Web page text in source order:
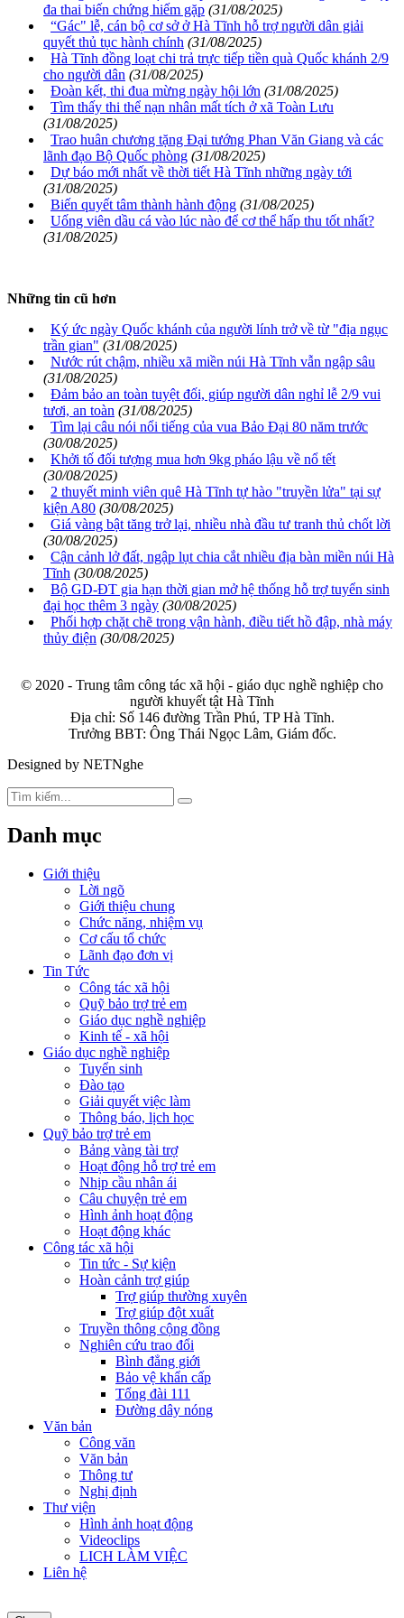
đa thai biến chứng hiếm gặp (31/08/2025)
“Gác" lễ, cán bộ cơ sở ở Hà Tĩnh hỗ trợ người dân giải
quyết thủ tục hành chính (31/08/2025)
Hà Tĩnh đồng loạt chi trả trực tiếp tiền quà Quốc khánh 2/9
cho người dân (31/08/2025)
Đoàn kết, thi đua mừng ngày hội lớn (31/08/2025)
Tìm thấy thi thể nạn nhân mất tích ở xã Toàn Lưu
(31/08/2025)
Trao huân chương tặng Đại tướng Phan Văn Giang và các
lãnh đạo Bộ Quốc phòng (31/08/2025)
Dự báo mới nhất về thời tiết Hà Tĩnh những ngày tới
(31/08/2025)
Biến quyết tâm thành hành động (31/08/2025)
Uống viên dầu cá vào lúc nào để cơ thể hấp thu tốt nhất?
(31/08/2025)
Những tin cũ hơn
Ký ức ngày Quốc khánh của người lính trở về từ "địa ngục
trần gian" (31/08/2025)
Nước rút chậm, nhiều xã miền núi Hà Tĩnh vẫn ngập sâu
(31/08/2025)
Đảm bảo an toàn tuyệt đối, giúp người dân nghỉ lễ 2/9 vui
tươi, an toàn (31/08/2025)
Tìm lại câu nói nổi tiếng của vua Bảo Đại 80 năm trước
(30/08/2025)
Khởi tố đối tượng mua hơn 9kg pháo lậu về nổ tết
(30/08/2025)
2 thuyết minh viên quê Hà Tĩnh tự hào "truyền lửa" tại sự
kiện A80 (30/08/2025)
Giá vàng bật tăng trở lại, nhiều nhà đầu tư tranh thủ chốt lời
(30/08/2025)
Cận cảnh lở đất, ngập lụt chia cắt nhiều địa bàn miền núi Hà
Tĩnh (30/08/2025)
Bộ GD-ĐT gia hạn thời gian mở hệ thống hỗ trợ tuyển sinh
đại học thêm 3 ngày (30/08/2025)
Phối hợp chặt chẽ trong vận hành, điều tiết hồ đập, nhà máy
thủy điện (30/08/2025)
© 2020 - Trung tâm công tác xã hội - giáo dục nghề nghiệp cho
người khuyết tật Hà Tĩnh
Địa chỉ: Số 146 đường Trần Phú, TP Hà Tĩnh.
Trưởng BBT: Ông Thái Ngọc Lâm, Giám đốc.
Designed by NETNghe
Danh mục
Giới thiệu
Lời ngõ
Giới thiệu chung
Chức năng, nhiệm vụ
Cơ cấu tổ chức
Lãnh đạo đơn vị
Tin Tức
Công tác xã hội
Quỹ bảo trợ trẻ em
Giáo dục nghề nghiệp
Kinh tế - xã hội
Giáo dục nghề nghiệp
Tuyển sinh
Đào tạo
Giải quyết việc làm
Thông báo, lịch học
Quỹ bảo trợ trẻ em
Bảng vàng tài trợ
Hoạt động hỗ trợ trẻ em
Nhịp cầu nhân ái
Câu chuyện trẻ em
Hình ảnh hoạt động
Hoạt động khác
Công tác xã hội
Tin tức - Sự kiện
Hoàn cảnh trợ giúp
Trợ giúp thường xuyên
Trợ giúp đột xuất
Truyền thông cộng đồng
Nghiên cứu trao đổi
Bình đẳng giới
Bảo vệ khẩn cấp
Tổng đài 111
Đường dây nóng
Văn bản
Công văn
Văn bản
Thông tư
Nghị định
Thư viện
Hình ảnh hoạt động
Videoclips
LICH LÀM VIỆC
Liên hệ